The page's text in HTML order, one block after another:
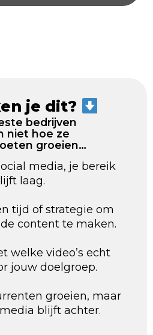
je dit?
bedrijven
niet hoe ze
groeien…
media, je bereik
laag.
tijd of strategie om
content te maken.
welke video’s echt
jouw doelgroep.
groeien, maar
blijft achter.